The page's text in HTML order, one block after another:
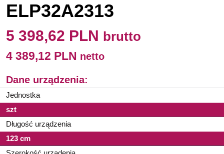
ELP32A2313
5 398,62 PLN brutto
4 389,12 PLN netto
Dane urządzenia:
Jednostka
szt
Długość urządzenia
123 cm